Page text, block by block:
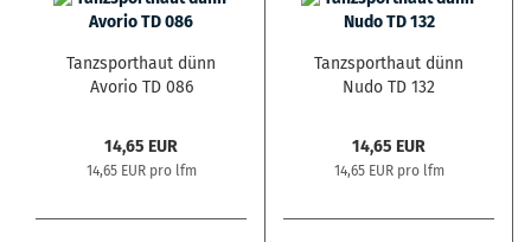
Tanzsporthaut dünn
Avorio TD 086
14,65 EUR
14,65 EUR pro lfm
Tanzsporthaut dünn
Nudo TD 132
14,65 EUR
14,65 EUR pro lfm